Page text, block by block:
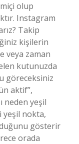
olup
Instagram
Takip
kişilerin
veya zaman
kutunuzda
göreceksiniz
aktif”,
neden yeşil
yeşil nokta,
gösterir
orada